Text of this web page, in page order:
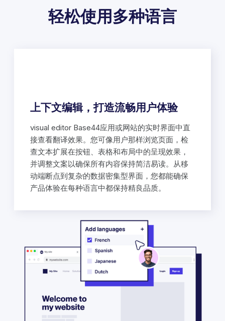
轻松使用多种语言
上下文编辑，打造流畅用户体验
visual editor Base44应用或网站的实时界面中直
接查看翻译效果。您可像用户那样浏览页面，检
查文本扩展在按钮、表格和布局中的呈现效果，
并调整文案以确保所有内容保持简洁易读。从移
动端断点到复杂的数据密集型界面，您都能确保
产品体验在每种语言中都保持精良品质。